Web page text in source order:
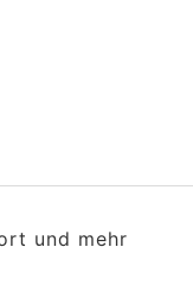
und mehr